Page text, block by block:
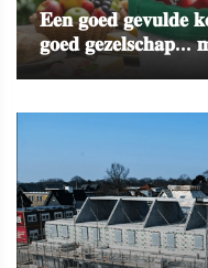
𝐄𝐞𝐧 𝐠𝐨𝐞𝐝 𝐠𝐞𝐯𝐮𝐥𝐝𝐞
𝐠𝐨𝐞𝐝 𝐠𝐞𝐳𝐞𝐥𝐬𝐜𝐡𝐚𝐩...